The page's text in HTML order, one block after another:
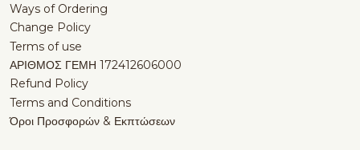
Ways of Ordering
Change Policy
Terms of use
ΑΡΙΘΜΟΣ ΓΕΜΗ 172412606000
Refund Policy
Terms and Conditions
Όροι Προσφορών & Εκπτώσεων